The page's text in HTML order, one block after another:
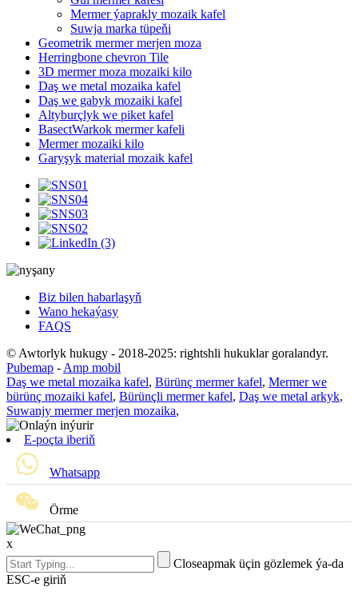
Mermer ýaprakly mozaik kafel
Suwja marka tüpeňi
Geometrik mermer merjen moza
Herringbone chevron Tile
3D mermer moza mozaiki kilo
Daş we metal mozaika kafel
Daş we gabyk mozaiki kafel
Altyburçlyk we piket kafel
BasectWarkok mermer kafeli
Mermer mozaiki kilo
Garyşyk material mozaik kafel
Biz bilen habarlaşyň
Wano hekaýasy
FAQS
© Awtorlyk hukugy - 2018-2025: rightshli hukuklar goralandyr.
Pubemap - Amp mobil
Daş we metal mozaika kafel, Bürünç mermer kafel, Mermer we
bürünç mozaiki kafel, Bürünçli mermer kafel, Daş we metal arkyk,
Suwanjy mermer merjen mozaika,
E-poçta iberiň
Whatsapp
Örme
x
Closeapmak üçin gözlemek ýa-da
ESC-e giriň